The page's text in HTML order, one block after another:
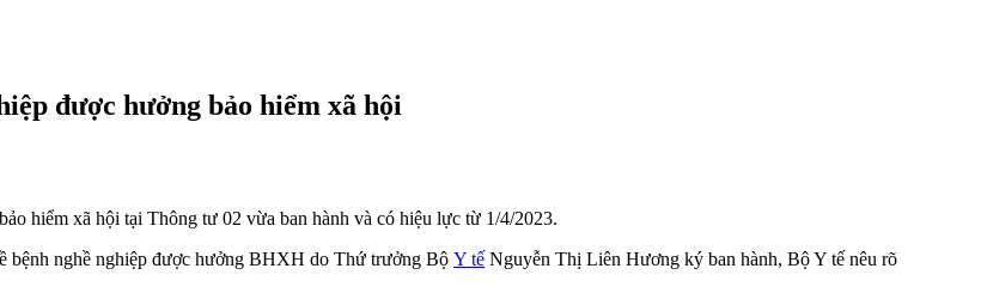
được hưởng bảo hiểm xã hội
hiểm xã hội tại Thông tư 02 vừa ban hành và có hiệu lực từ 1/4/2023.
nghề nghiệp được hưởng BHXH do Thứ trưởng Bộ Y tế Nguyễn Thị Liên Hương ký ban hành, Bộ Y tế nêu rõ